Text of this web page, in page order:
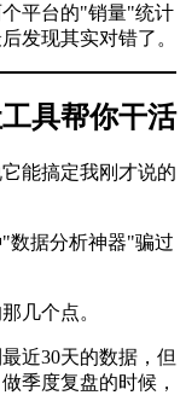
平台的"销量"统计
发现其实对错了。
具帮你干活
能搞定我刚才说的
据分析神器"骗过
几个点。
近30天的数据，但
季度复盘的时候，